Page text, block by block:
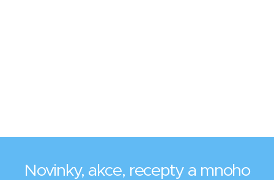
Novinky, akce, recepty a mnoho